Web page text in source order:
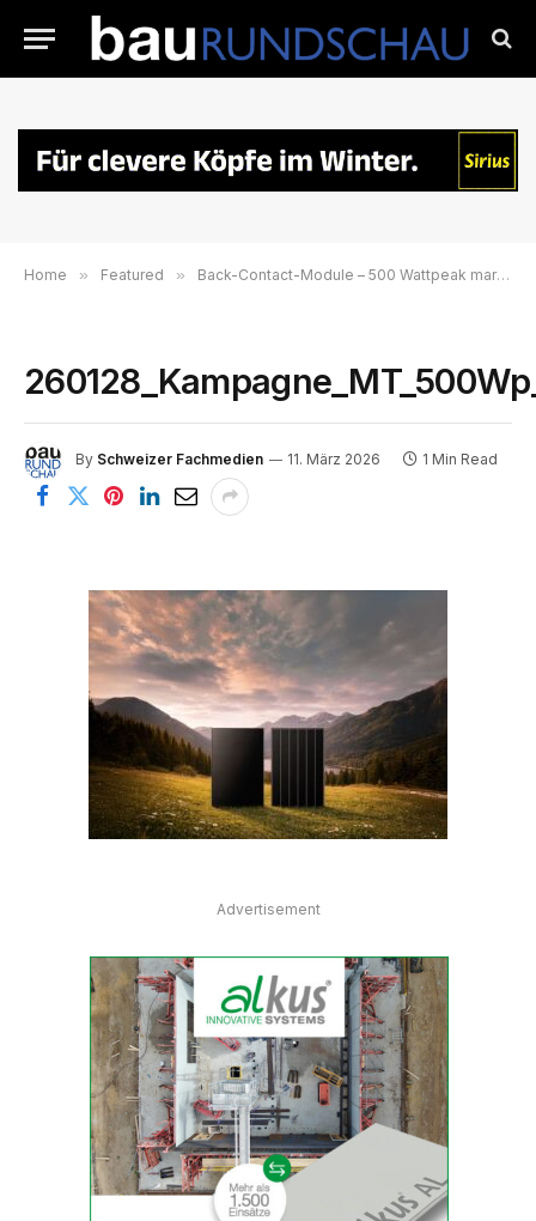
Home » Featured » Back-Contact-Module – 500 Wattpeak markieren neuen Leistungssprung bei Solarmodulen
By Schweizer Fachmedien 11. März 2026 1 Min Read
Advertisement